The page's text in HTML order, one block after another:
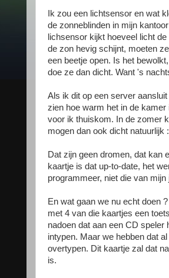
Ik zou een lichtsensor en wat
de zonneblinden in mijn
lichsensor kijkt hoeveel licht
de zon hevig schijnt, moeten
een beetje open. Is het
doe ze dan dicht. Want 's
Als ik dit op een server
zien hoe warm het in de
voor ik thuiskom. In de zomer
mogen dan ook dicht natuurlijk
Dat zijn geen dromen, dat kan
kaartje is dat up-to-date, het
programmeer, niet die van mijn
En wat gaan we nu echt doen
met 4 van die kaartjes een
nadoen dat aan een CD
intypen. Maar we hebben dat
overtypen. Dit kaartje zal dat
is.